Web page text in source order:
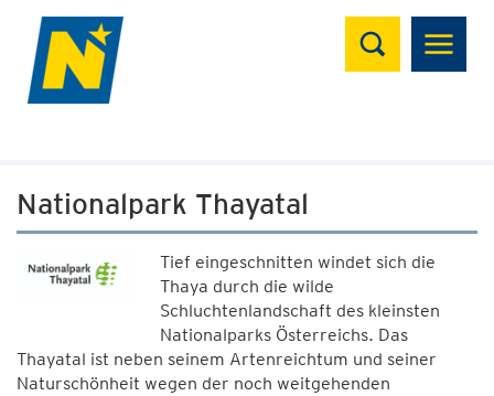
Suchen
Nationalpark Thayatal
Tief eingeschnitten windet sich die
Thaya durch die wilde
Schluchtenlandschaft des kleinsten
Nationalparks Österreichs. Das
Thayatal ist neben seinem Artenreichtum und seiner
Naturschönheit wegen der noch weitgehenden